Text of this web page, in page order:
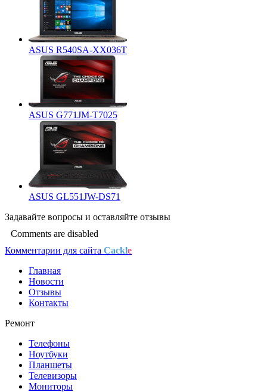
ASUS R540SA-XX036T
ASUS G771JM-T7025
ASUS GL551JW-DS71
Задавайте вопросы и оставляйте отзывы
Comments are disabled
Комментарии для сайта Cackle
Главная
Новости
Отзывы
Контакты
Ремонт
Телефоны
Ноутбуки
Планшеты
Телевизоры
Мониторы